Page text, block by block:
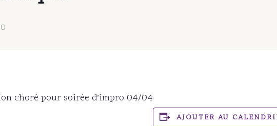
choré pour soirée d’impro 04/04
AJOUTER AU